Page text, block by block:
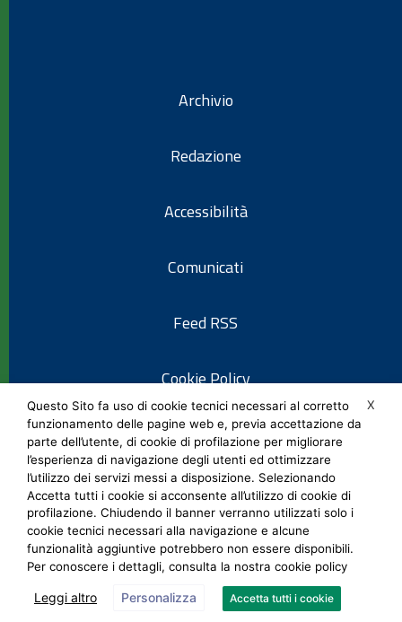
Archivio
Redazione
Accessibilità
Comunicati
Feed RSS
Cookie Policy
Informativa privacy
Note legali
Social Media Policy
X
Questo Sito fa uso di cookie tecnici necessari al corretto
funzionamento delle pagine web e, previa accettazione da
parte dell’utente, di cookie di profilazione per migliorare
l’esperienza di navigazione degli utenti ed ottimizzare
l’utilizzo dei servizi messi a disposizione. Selezionando
Accetta tutti i cookie si acconsente all’utilizzo di cookie di
profilazione. Chiudendo il banner verranno utilizzati solo i
cookie tecnici necessari alla navigazione e alcune
funzionalità aggiuntive potrebbero non essere disponibili.
Per conoscere i dettagli, consulta la nostra cookie policy
Leggi altro Personalizza Accetta tutti i cookie